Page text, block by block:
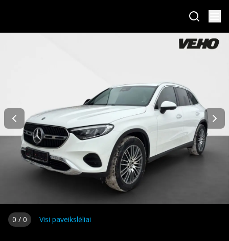
0 / 0 Visi paveikslėliai